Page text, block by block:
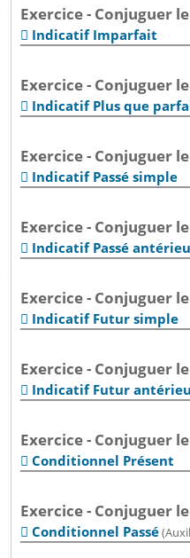
Exercice - Conjuguer
 Indicatif Imparfait
Exercice - Conjuguer
 Indicatif Plus que
Exercice - Conjuguer
 Indicatif Passé simple
Exercice - Conjuguer
 Indicatif Passé
Exercice - Conjuguer
 Indicatif Futur simple
Exercice - Conjuguer
 Indicatif Futur
Exercice - Conjuguer
Conditionnel Présent
Exercice - Conjuguer
Conditionnel Passé